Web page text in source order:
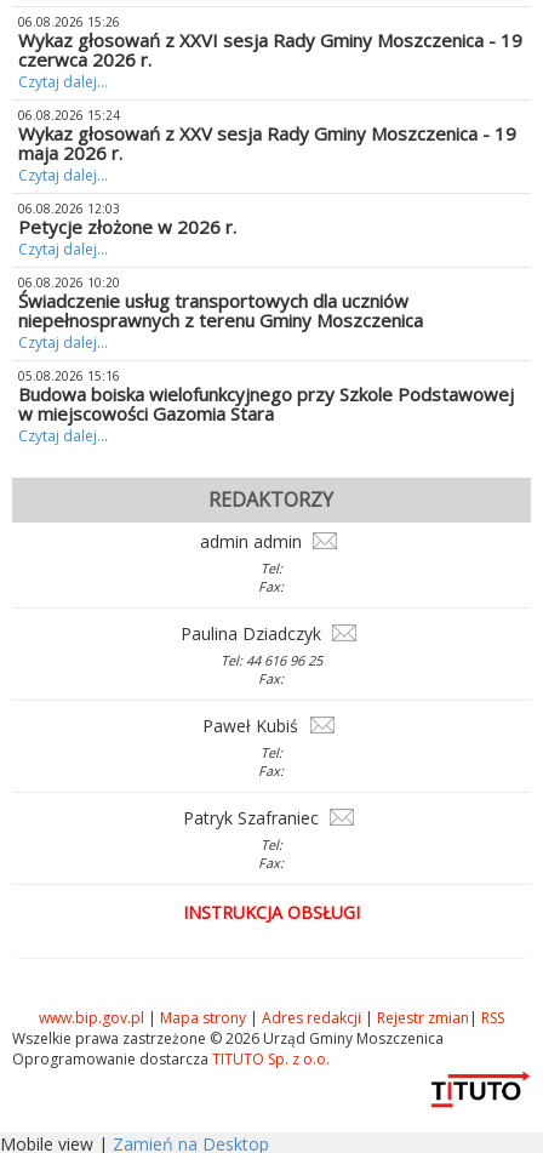
06.08.2026 15:26
Wykaz głosowań z XXVI sesja Rady Gminy Moszczenica - 19
czerwca 2026 r.
Czytaj dalej...
06.08.2026 15:24
Wykaz głosowań z XXV sesja Rady Gminy Moszczenica - 19
maja 2026 r.
Czytaj dalej...
06.08.2026 12:03
Petycje złożone w 2026 r.
Czytaj dalej...
06.08.2026 10:20
Świadczenie usług transportowych dla uczniów
niepełnosprawnych z terenu Gminy Moszczenica
Czytaj dalej...
05.08.2026 15:16
Budowa boiska wielofunkcyjnego przy Szkole Podstawowej
w miejscowości Gazomia Stara
Czytaj dalej...
REDAKTORZY
admin admin
Tel:
Fax:
Paulina Dziadczyk
Tel: 44 616 96 25
Fax:
Paweł Kubiś
Tel:
Fax:
Patryk Szafraniec
Tel:
Fax:
INSTRUKCJA OBSŁUGI
www.bip.gov.pl | Mapa strony | Adres redakcji | Rejestr zmian | RSS
Wszelkie prawa zastrzeżone © 2026 Urząd Gminy Moszczenica
Oprogramowanie dostarcza TITUTO Sp. z o.o.
Mobile view | Zamień na Desktop